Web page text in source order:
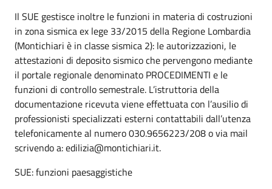
Il SUE gestisce inoltre le funzioni in materia di costruzioni
in zona sismica ex lege 33/2015 della Regione Lombardia
(Montichiari è in classe sismica 2): le autorizzazioni, le
attestazioni di deposito sismico che pervengono mediante
il portale regionale denominato PROCEDIMENTI e le
funzioni di controllo semestrale. L’istruttoria della
documentazione ricevuta viene effettuata con l’ausilio di
professionisti specializzati esterni contattabili dall’utenza
telefonicamente al numero 030.9656223/208 o via mail
scrivendo a: edilizia@montichiari.it.
SUE: funzioni paesaggistiche